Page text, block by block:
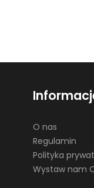
O nas
Regulamin
Polityka
Wystaw nam